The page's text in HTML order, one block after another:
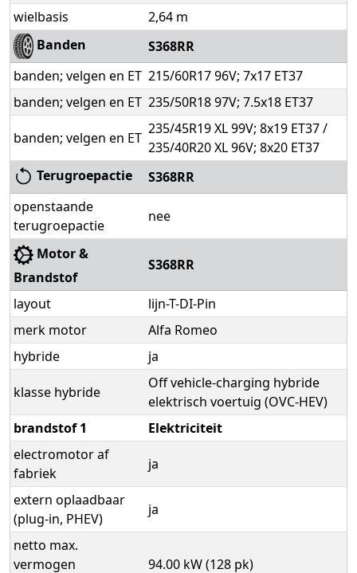
wielbasis
2,64 m
Banden
S368RR
banden; velgen en ET 215/60R17 96V; 7x17 ET37
banden; velgen en ET 235/50R18 97V; 7.5x18 ET37
banden; velgen en ET
235/45R19 XL 99V; 8x19 ET37 /
235/40R20 XL 96V; 8x20 ET37
Terugroepactie
S368RR
openstaande
terugroepactie
nee
Motor &
Brandstof
S368RR
layout
lijn-T-DI-Pin
merk motor
Alfa Romeo
hybride
ja
klasse hybride
Off vehicle-charging hybride
elektrisch voertuig (OVC-HEV)
brandstof 1
Elektriciteit
electromotor af
fabriek
ja
extern oplaadbaar
(plug-in, PHEV)
ja
netto max.
vermogen
94.00 kW (128 pk)